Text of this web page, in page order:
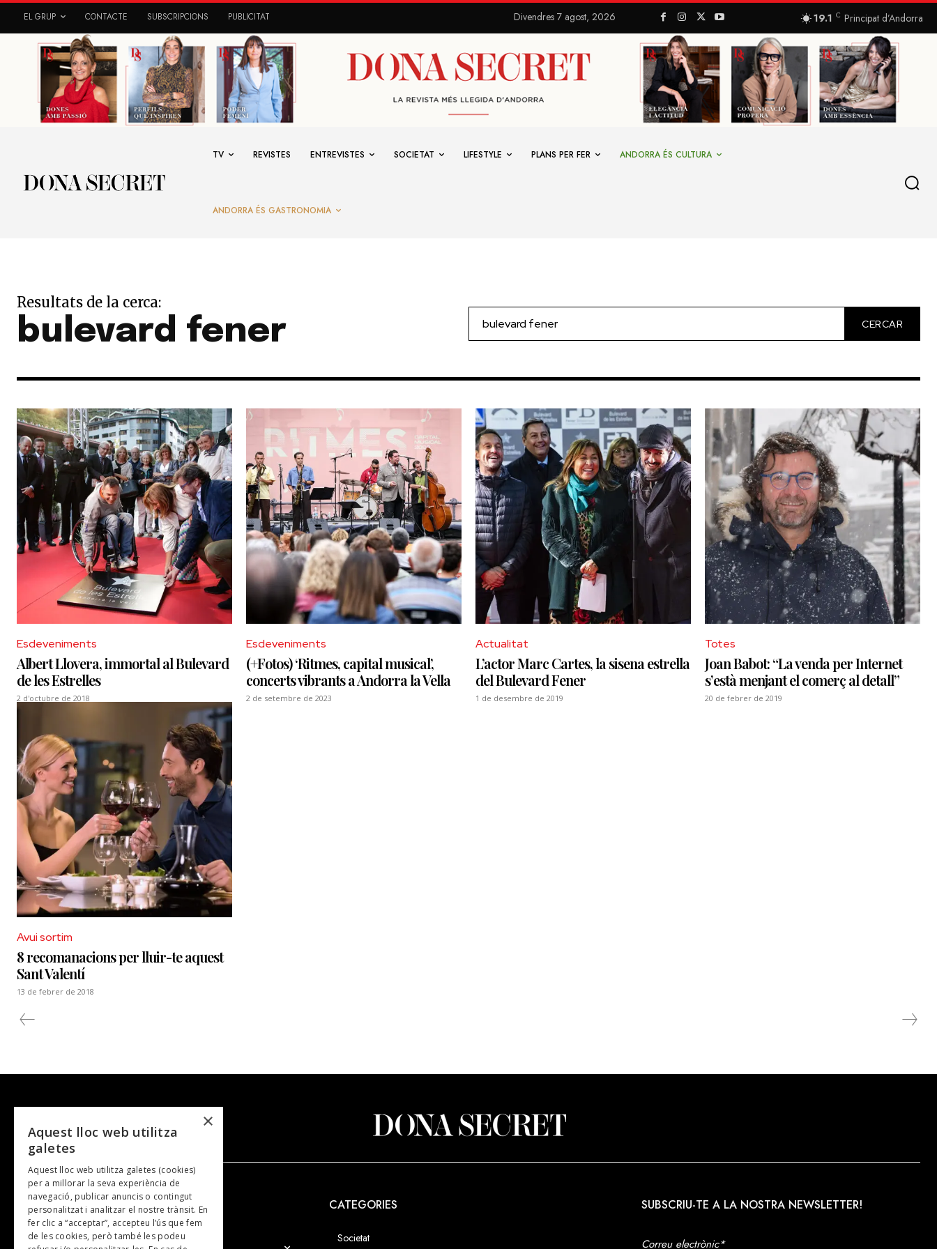
EL GRUP CONTACTE SUBSCRIPCIONS PUBLICITAT Divendres 7 agost, 2026 19.1 C Principat d’Andorra
TV REVISTES ENTREVISTES SOCIETAT LIFESTYLE PLANS PER FER ANDORRA ÉS CULTURA
ANDORRA ÉS GASTRONOMIA
Resultats de la cerca:
bulevard fener CERCAR
Esdeveniments
Albert Llovera, immortal al Bulevard
de les Estrelles
2 d'octubre de 2018
Esdeveniments
(+Fotos) ‘Ritmes, capital musical’,
concerts vibrants a Andorra la Vella
2 de setembre de 2023
Actualitat
L’actor Marc Cartes, la sisena estrella
del Bulevard Fener
1 de desembre de 2019
Totes
Joan Babot: “La venda per Internet
s’està menjant el comerç al detall”
20 de febrer de 2019
Avui sortim
8 recomanacions per lluir-te aquest
Sant Valentí
13 de febrer de 2018
NOSALTRES CATEGORIES
Societat
SUBSCRIU-TE A LA NOSTRA NEWSLETTER!
Correu electrònic*
×
Aquest lloc web utilitza
galetes
Aquest lloc web utilitza galetes (cookies)
per a millorar la seva experiència de
navegació, publicar anuncis o contingut
personalitzat i analitzar el nostre trànsit. En
fer clic a “acceptar”, accepteu l’ús que fem
de les cookies, però també les podeu